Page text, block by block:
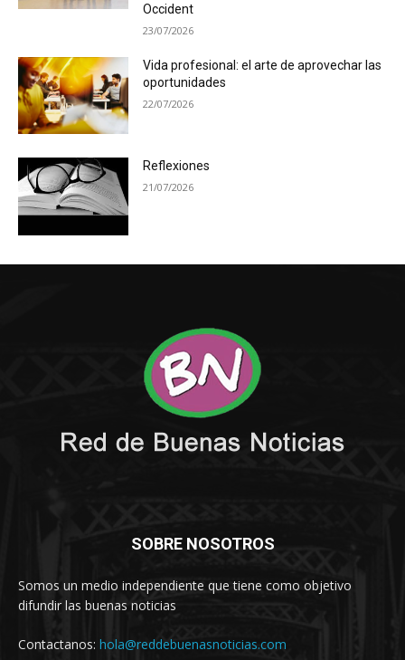
Occident
23/07/2026
Vida profesional: el arte de aprovechar las
oportunidades
22/07/2026
Reflexiones
21/07/2026
SOBRE NOSOTROS
Somos un medio independiente que tiene como objetivo
difundir las buenas noticias
Contactanos: hola@reddebuenasnoticias.com